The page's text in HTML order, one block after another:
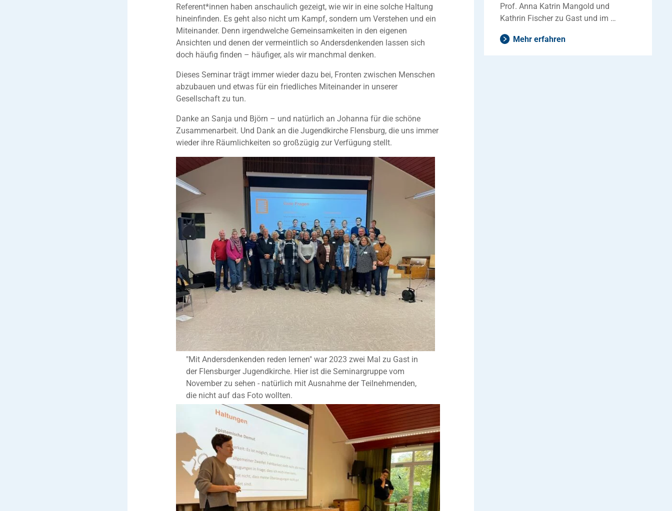
Referent*innen haben anschaulich gezeigt, wie wir in eine solche Haltung
hineinfinden. Es geht also nicht um Kampf, sondern um Verstehen und ein
Miteinander. Denn irgendwelche Gemeinsamkeiten in den eigenen
Ansichten und denen der vermeintlich so Andersdenkenden lassen sich
doch häufig finden – häufiger, als wir manchmal denken.
Dieses Seminar trägt immer wieder dazu bei, Fronten zwischen Menschen
abzubauen und etwas für ein friedliches Miteinander in unserer
Gesellschaft zu tun.
Danke an Sanja und Björn – und natürlich an Johanna für die schöne
Zusammenarbeit. Und Dank an die Jugendkirche Flensburg, die uns immer
wieder ihre Räumlichkeiten so großzügig zur Verfügung stellt.
"Mit Andersdenkenden reden lernen" war 2023 zwei Mal zu Gast in
der Flensburger Jugendkirche. Hier ist die Seminargruppe vom
November zu sehen - natürlich mit Ausnahme der Teilnehmenden,
die nicht auf das Foto wollten.
Prof. Anna Katrin Mangold und
Kathrin Fischer zu Gast und im …
Mehr erfahren